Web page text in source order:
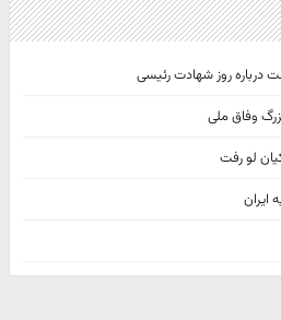
درباره روز شهادت رئیسی
وفاق ملی
لو رفت
ایران